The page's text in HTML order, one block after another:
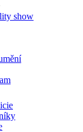
show